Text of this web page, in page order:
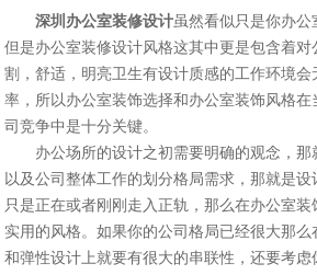
深圳办公室装修设计虽然看似只是你办公
但是办公室装修设计风格这其中更是包含着
割，舒适，明亮卫生有设计质感的工作环
率，所以办公室装饰选择和办公室装饰风格
司竞争中是十分关键。
办公场所的设计之初需要明确的观念，
以及公司整体工作的划分格局需求，那就是设
只是正在或者刚刚走入正轨，那么在办公室
实用的风格。如果你的公司格局已经很大那
和弹性设计上就要有很大的串联性，还要考